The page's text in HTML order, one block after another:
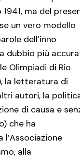
ma del
un vero modello
dell’inno
dubbio più
Olimpiadi di Rio
la letteratura di
autori, la
di causa e
che ha
l’Associazione
alla